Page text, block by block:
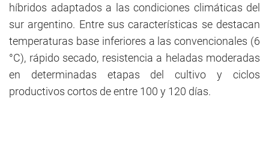
híbridos adaptados a las condiciones climáticas del
sur argentino. Entre sus características se destacan
temperaturas base inferiores a las convencionales (6
°C), rápido secado, resistencia a heladas moderadas
en determinadas etapas del cultivo y ciclos
productivos cortos de entre 100 y 120 días.